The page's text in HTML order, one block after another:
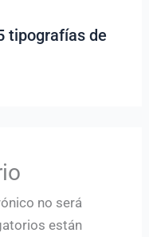
tipografías de
no será
están